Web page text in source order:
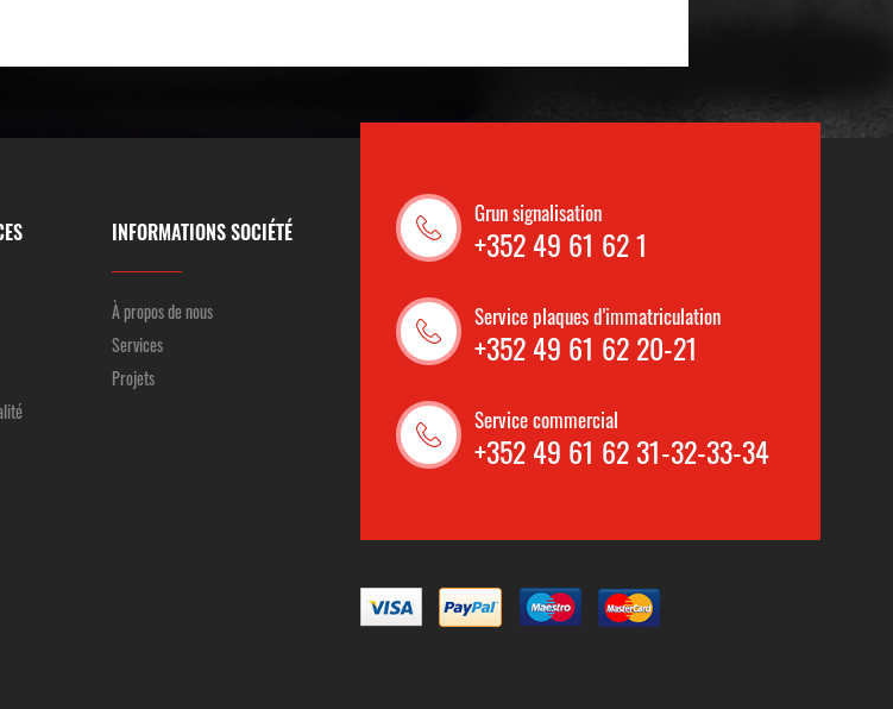
INFORMATIONS SOCIÉTÉ
À propos de nous
Services
Projets
Grun signalisation
+352 49 61 62 1
Service plaques d'immatriculation
+352 49 61 62 20-21
Service commercial
+352 49 61 62 31-32-33-34